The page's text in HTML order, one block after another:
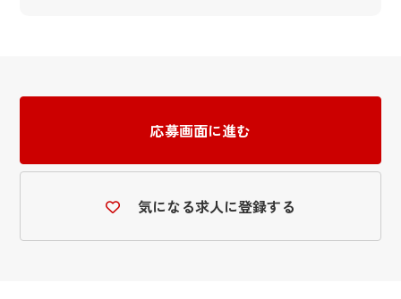
応募画面に進む
気になる求人に登録する